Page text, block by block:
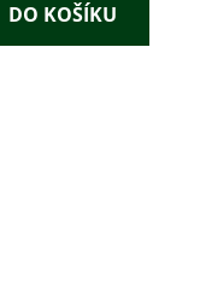
DO KOŠÍKU